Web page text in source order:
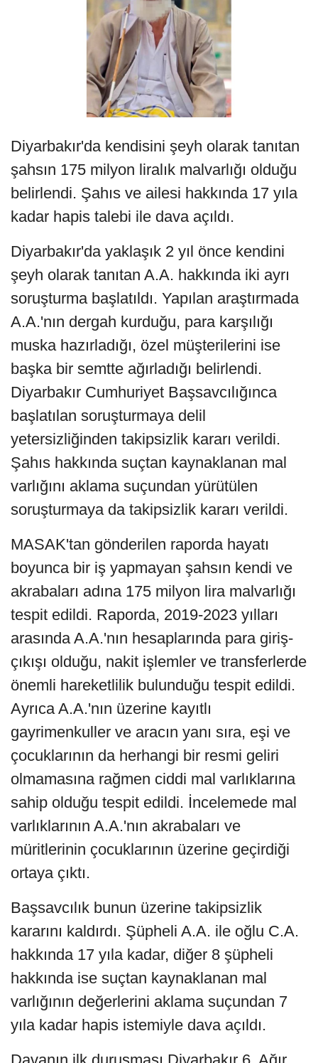
Diyarbakır'da kendisini şeyh olarak tanıtan
şahsın 175 milyon liralık malvarlığı olduğu
belirlendi. Şahıs ve ailesi hakkında 17 yıla
kadar hapis talebi ile dava açıldı.
Diyarbakır'da yaklaşık 2 yıl önce kendini
şeyh olarak tanıtan A.A. hakkında iki ayrı
soruşturma başlatıldı. Yapılan araştırmada
A.A.'nın dergah kurduğu, para karşılığı
muska hazırladığı, özel müşterilerini ise
başka bir semtte ağırladığı belirlendi.
Diyarbakır Cumhuriyet Başsavcılığınca
başlatılan soruşturmaya delil
yetersizliğinden takipsizlik kararı verildi.
Şahıs hakkında suçtan kaynaklanan mal
varlığını aklama suçundan yürütülen
soruşturmaya da takipsizlik kararı verildi.
MASAK'tan gönderilen raporda hayatı
boyunca bir iş yapmayan şahsın kendi ve
akrabaları adına 175 milyon lira malvarlığı
tespit edildi. Raporda, 2019-2023 yılları
arasında A.A.'nın hesaplarında para giriş-
çıkışı olduğu, nakit işlemler ve transferlerde
önemli hareketlilik bulunduğu tespit edildi.
Ayrıca A.A.'nın üzerine kayıtlı
gayrimenkuller ve aracın yanı sıra, eşi ve
çocuklarının da herhangi bir resmi geliri
olmamasına rağmen ciddi mal varlıklarına
sahip olduğu tespit edildi. İncelemede mal
varlıklarının A.A.'nın akrabaları ve
müritlerinin çocuklarının üzerine geçirdiği
ortaya çıktı.
Başsavcılık bunun üzerine takipsizlik
kararını kaldırdı. Şüpheli A.A. ile oğlu C.A.
hakkında 17 yıla kadar, diğer 8 şüpheli
hakkında ise suçtan kaynaklanan mal
varlığının değerlerini aklama suçundan 7
yıla kadar hapis istemiyle dava açıldı.